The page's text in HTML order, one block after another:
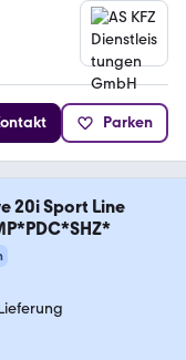
Parken
20i Sport Line